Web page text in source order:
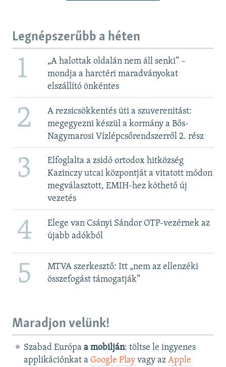
Legnépszerűbb a héten
1
„A halottak oldalán nem áll senki” –
mondja a harctéri maradványokat
elszállító önkéntes
2
A rezsicsökkentés üti a szuverenitást:
megegyezni készül a kormány a Bős-
Nagymarosi Vízlépcsőrendszerről 2. rész
3
Elfoglalta a zsidó ortodox hitközség
Kazinczy utcai központját a vitatott módon
megválasztott, EMIH-hez köthető új
vezetés
4
Elege van Csányi Sándor OTP-vezérnek az
újabb adókból
5
MTVA szerkesztő: Itt „nem az ellenzéki
összefogást támogatják”
Maradjon velünk!
Szabad Európa a mobilján: töltse le ingyenes
applikációnkat a Google Playvagy az Apple